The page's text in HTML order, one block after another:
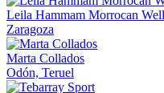
Leila Hammam Morrocan
Zaragoza
Marta Collados
Odón, Teruel